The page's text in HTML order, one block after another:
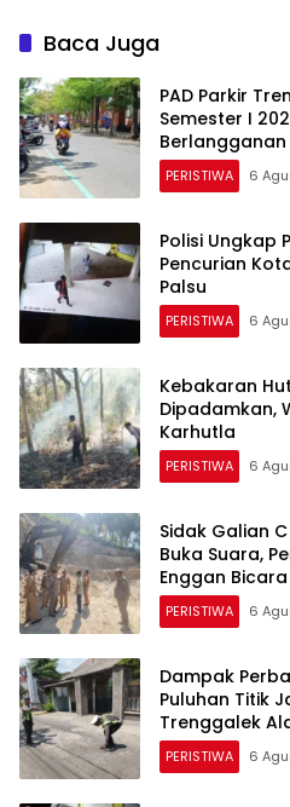
Alami Kerusakan
Baca Juga
PAD Parkir
Semester I
Berlangganan
PERISTIWA 6
Polisi Ungkap
Pencurian
Palsu
PERISTIWA 6
Kebakaran
Dipadamkan,
Karhutla
PERISTIWA 6
Sidak Galian
Buka Suara,
Enggan Bicara
PERISTIWA 6
Dampak
Puluhan Titik
Trenggalek
PERISTIWA 6